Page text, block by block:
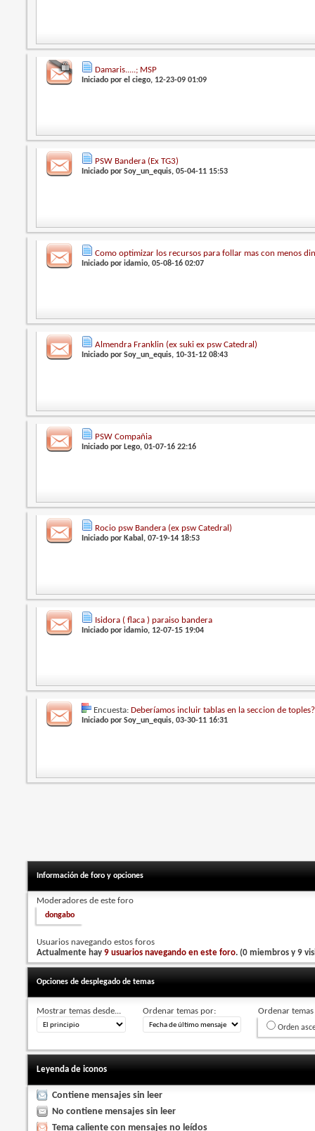
Damaris.....; MSP
Iniciado porel ciego, 12-23-09 01:09
PSW Bandera (Ex TG3)
Iniciado porSoy_un_equis, 05-04-11 15:53
Como optimizar los recursos para follar mas con menos
Iniciado poridamio, 05-08-16 02:07
Almendra Franklin (ex suki ex psw Catedral)
Iniciado porSoy_un_equis, 10-31-12 08:43
PSW Compañia
Iniciado por Lego, 01-07-16 22:16
Rocio psw Bandera (ex psw Catedral)
Iniciado por Kabal, 07-19-14 18:53
Isidora ( flaca ) paraiso bandera
Iniciado poridamio, 12-07-15 19:04
Encuesta: Deberíamos incluir tablas en la seccion de toples?
Iniciado porSoy_un_equis, 03-30-11 16:31
Información de foro y opciones
Moderadores de este foro
dongabo
Usuarios navegando estos foros
Actualmente hay9 usuarios navegando en este foro. (0 miembros y 9
Opciones de desplegado de temas
Mostrar temas desde... Ordenar temas por: Ordenar
Orden
Leyenda de iconos
Contiene mensajes sin leer
No contiene mensajes sin leer
Tema caliente con mensajes no leídos